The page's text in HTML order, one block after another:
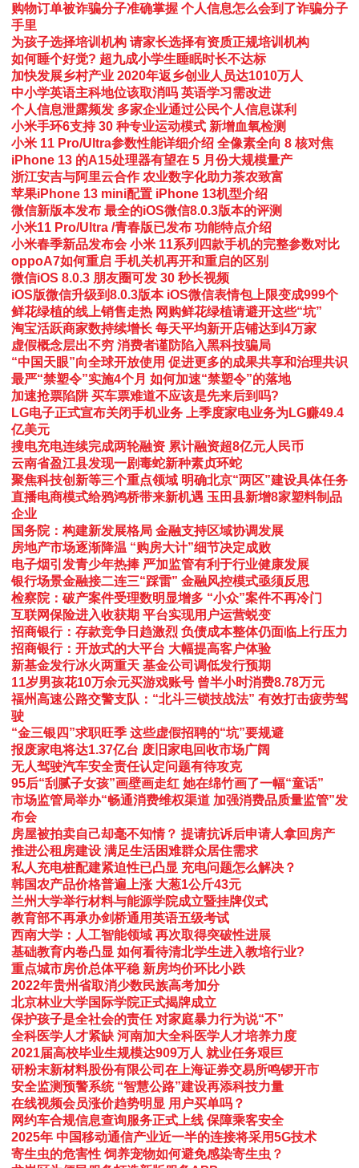
购物订单被诈骗分子准确掌握 个人信息怎么会到了诈骗分子
手里
为孩子选择培训机构 请家长选择有资质正规培训机构
如何睡个好觉? 超九成小学生睡眠时长不达标
加快发展乡村产业 2020年返乡创业人员达1010万人
中小学英语主科地位该取消吗 英语学习需改进
个人信息泄露频发 多家企业通过公民个人信息谋利
小米手环6支持 30 种专业运动模式 新增血氧检测
小米 11 Pro/Ultra参数性能详细介绍 全像素全向 8 核对焦
iPhone 13 的A15处理器有望在 5 月份大规模量产
浙江安吉与阿里云合作 农业数字化助力茶农致富
苹果iPhone 13 mini配置 iPhone 13机型介绍
微信新版本发布 最全的iOS微信8.0.3版本的评测
小米11 Pro/Ultra /青春版已发布 功能特点介绍
小米春季新品发布会 小米 11系列四款手机的完整参数对比
oppoA7如何重启 手机关机再开和重启的区别
微信iOS 8.0.3 朋友圈可发 30 秒长视频
iOS版微信升级到8.0.3版本 iOS微信表情包上限变成999个
鲜花绿植的线上销售走热 网购鲜花绿植请避开这些“坑”
淘宝活跃商家数持续增长 每天平均新开店铺达到4万家
虚假概念层出不穷 消费者谨防陷入黑科技骗局
“中国天眼”向全球开放使用 促进更多的成果共享和治理共识
最严“禁塑令”实施4个月 如何加速“禁塑令”的落地
加速抢票陷阱 买车票难道不应该是先来后到吗?
LG电子正式宣布关闭手机业务 上季度家电业务为LG赚49.4
亿美元
搜电充电连续完成两轮融资 累计融资超8亿元人民币
云南省盈江县发现一剧毒蛇新种素贞环蛇
聚焦科技创新等三个重点领域 明确北京“两区”建设具体任务
直播电商模式给鸦鸿桥带来新机遇 玉田县新增8家塑料制品
企业
国务院：构建新发展格局 金融支持区域协调发展
房地产市场逐渐降温 “购房大计”细节决定成败
电子烟引发青少年热捧 严加监管有利于行业健康发展
银行场景金融接二连三“踩雷” 金融风控模式亟须反思
检察院：破产案件受理数明显增多 “小众”案件不再冷门
互联网保险进入收获期 平台实现用户运营蜕变
招商银行：存款竞争日趋激烈 负债成本整体仍面临上行压力
招商银行：开放式的大平台 大幅提高客户体验
新基金发行冰火两重天 基金公司调低发行预期
11岁男孩花10万余元买游戏账号 曾半小时消费8.78万元
福州高速公路交警支队：“北斗三锁技战法” 有效打击疲劳驾
驶
“金三银四”求职旺季 这些虚假招聘的“坑”要规避
报废家电将达1.37亿台 废旧家电回收市场广阔
无人驾驶汽车安全责任认定问题有待攻克
95后“刮腻子女孩”画壁画走红 她在绵竹画了一幅“童话”
市场监管局举办“畅通消费维权渠道 加强消费品质量监管”发
布会
房屋被拍卖自己却毫不知情？ 提请抗诉后申请人拿回房产
推进公租房建设 满足生活困难群众居住需求
私人充电桩配建紧迫性已凸显 充电问题怎么解决？
韩国农产品价格普遍上涨 大葱1公斤43元
兰州大学举行材料与能源学院成立暨挂牌仪式
教育部不再承办剑桥通用英语五级考试
西南大学：人工智能领域 再次取得突破性进展
基础教育内卷凸显 如何看待清北学生进入教培行业?
重点城市房价总体平稳 新房均价环比小跌
2022年贵州省取消少数民族高考加分
北京林业大学国际学院正式揭牌成立
保护孩子是全社会的责任 对家庭暴力行为说“不”
全科医学人才紧缺 河南加大全科医学人才培养力度
2021届高校毕业生规模达909万人 就业任务艰巨
研粉末新材料股份有限公司在上海证券交易所鸣锣开市
安全监测预警系统 “智慧公路”建设再添科技力量
在线视频会员涨价趋势明显 用户买单吗？
网约车合规信息查询服务正式上线 保障乘客安全
2025年 中国移动通信产业近一半的连接将采用5G技术
寄生虫的危害性 饲养宠物如何避免感染寄生虫？